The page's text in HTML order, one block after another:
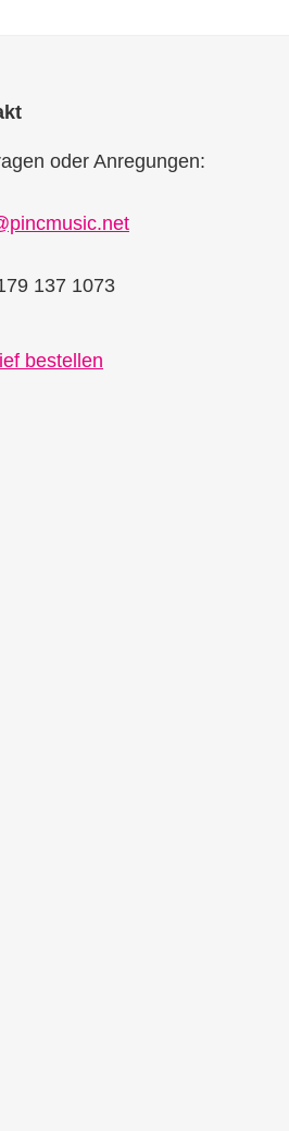
oder Anregungen:
137 1073
bestellen